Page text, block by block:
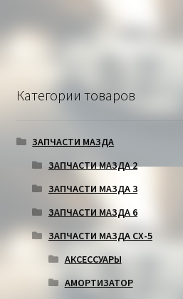
Категории товаров
ЗАПЧАСТИ МАЗДА
ЗАПЧАСТИ МАЗДА 2
ЗАПЧАСТИ МАЗДА 3
ЗАПЧАСТИ МАЗДА 6
ЗАПЧАСТИ МАЗДА СХ-5
АКСЕССУАРЫ
АМОРТИЗАТОР